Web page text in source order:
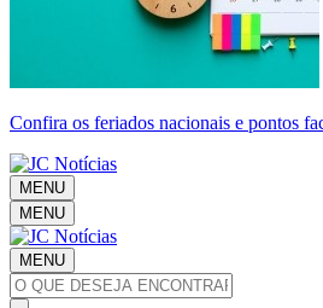
Confira os feriados nacionais e pontos
MENU
MENU
MENU